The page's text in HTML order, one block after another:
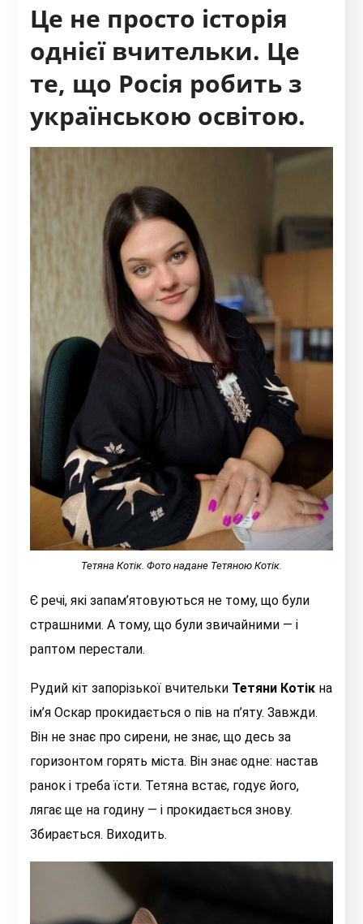
Це не просто історія
однієї вчительки. Це
те, що Росія робить з
українською освітою.
Тетяна Котік. Фото надане Тетяною Котік.
Є речі, які запам’ятовуються не тому, що були
страшними. А тому, що були звичайними — і
раптом перестали.
Рудий кіт запорізької вчительки Тетяни Котік на
ім’я Оскар прокидається о пів на п’яту. Завжди.
Він не знає про сирени, не знає, що десь за
горизонтом горять міста. Він знає одне: настав
ранок і треба їсти. Тетяна встає, годує його,
лягає ще на годину — і прокидається знову.
Збирається. Виходить.